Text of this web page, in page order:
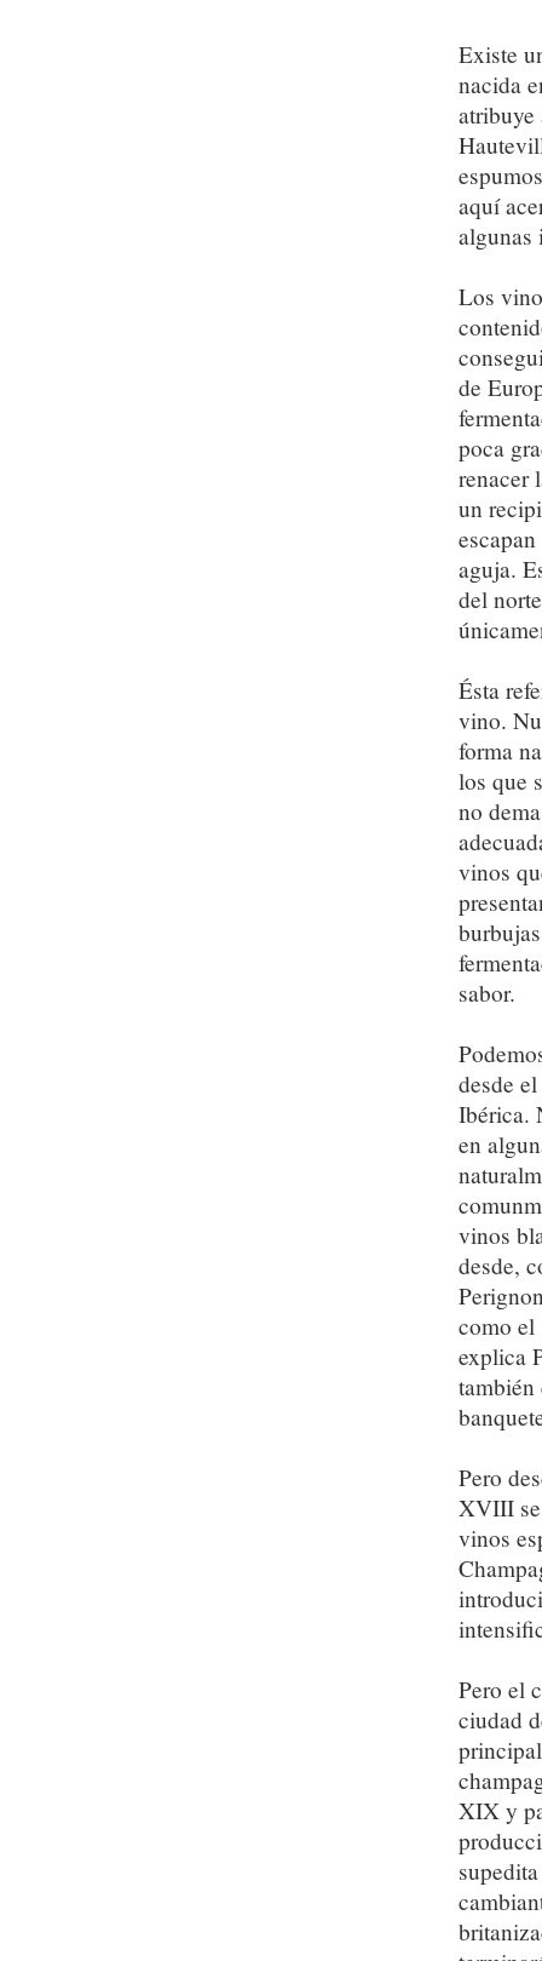
Existe
nacida
atribuye
aquí
algunas
Los
de
poca
renacer
un
aguja.
del
Ésta
vino.
forma
los que
no
vinos
sabor.
desde
Ibérica.
en
vinos
desde,
como el
explica
también
Pero
XVIII se
vinos
Pero el
ciudad
XIX y